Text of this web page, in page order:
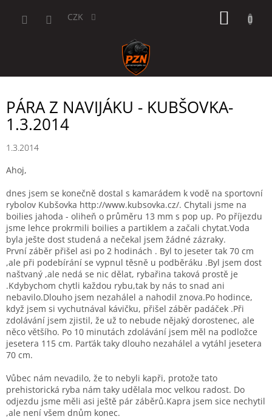
CZK
PÁRA Z NAVIJÁKU - KUBŠOVKA-
1.3.2014
1.3.2014
Ahoj,
dnes jsem se konečně dostal s kamarádem k vodě na sportovní
rybolov Kubšovka http://www.kubsovka.cz/. Chytali jsme na
boilies jahoda - oliheň o průměru 13 mm s pop up. Po příjezdu
jsme lehce prokrmili boilies a partiklem a začali chytat.Voda
byla ješte dost studená a nečekal jsem žádné zázraky.
První záběr přišel asi po 2 hodinách . Byl to jeseter tak 70 cm
,ale při podebírání se vypnul těsně u podběráku .Byl jsem dost
naštvaný ,ale nedá se nic dělat, rybařina taková prostě je
.Kdybychom chytli každou rybu,tak by nás to snad ani
nebavilo.Dlouho jsem nezahálel a nahodil znova.Po hodince,
když jsem si vychutnával kávičku, přišel záběr padáček .Při
zdolávání jsem zjistil, že už to nebude nějaký dorostenec, ale
něco většího. Po 10 minutách zdolávání jsem měl na podložce
jesetera 115 cm. Parťák taky dlouho nezahálel a vytáhl jesetera
70 cm.
Vůbec nám nevadilo, že to nebyli kapři, protože tato
prehistorická ryba nám taky udělala moc velkou radost. Do
odjezdu jsme měli asi ještě pár záběrů.Kapra jsem sice nechytil
,ale není všem dnům konec.